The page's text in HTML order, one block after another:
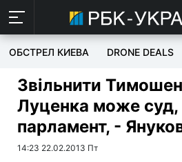
ОБСТРЕЛ КИЕВА DRONE DEALS
Звільнити
Луценка може суд,
парламент, -
14:23 22.02.2013 Пт